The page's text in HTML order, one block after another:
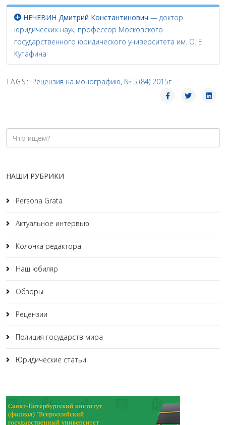
НЕЧЕВИН Дмитрий Константинович — доктор
юридических наук, профессор Московского
государственного юридического университета им. О. Е.
Кутафина
TAGS: Рецензия на монографию, № 5 (84) 2015г.
НАШИ РУБРИКИ
Persona Grata
Актуальное интервью
Колонка редактора
Наш юбиляр
Обзоры
Рецензии
Полиция государств мира
Юридические статьи